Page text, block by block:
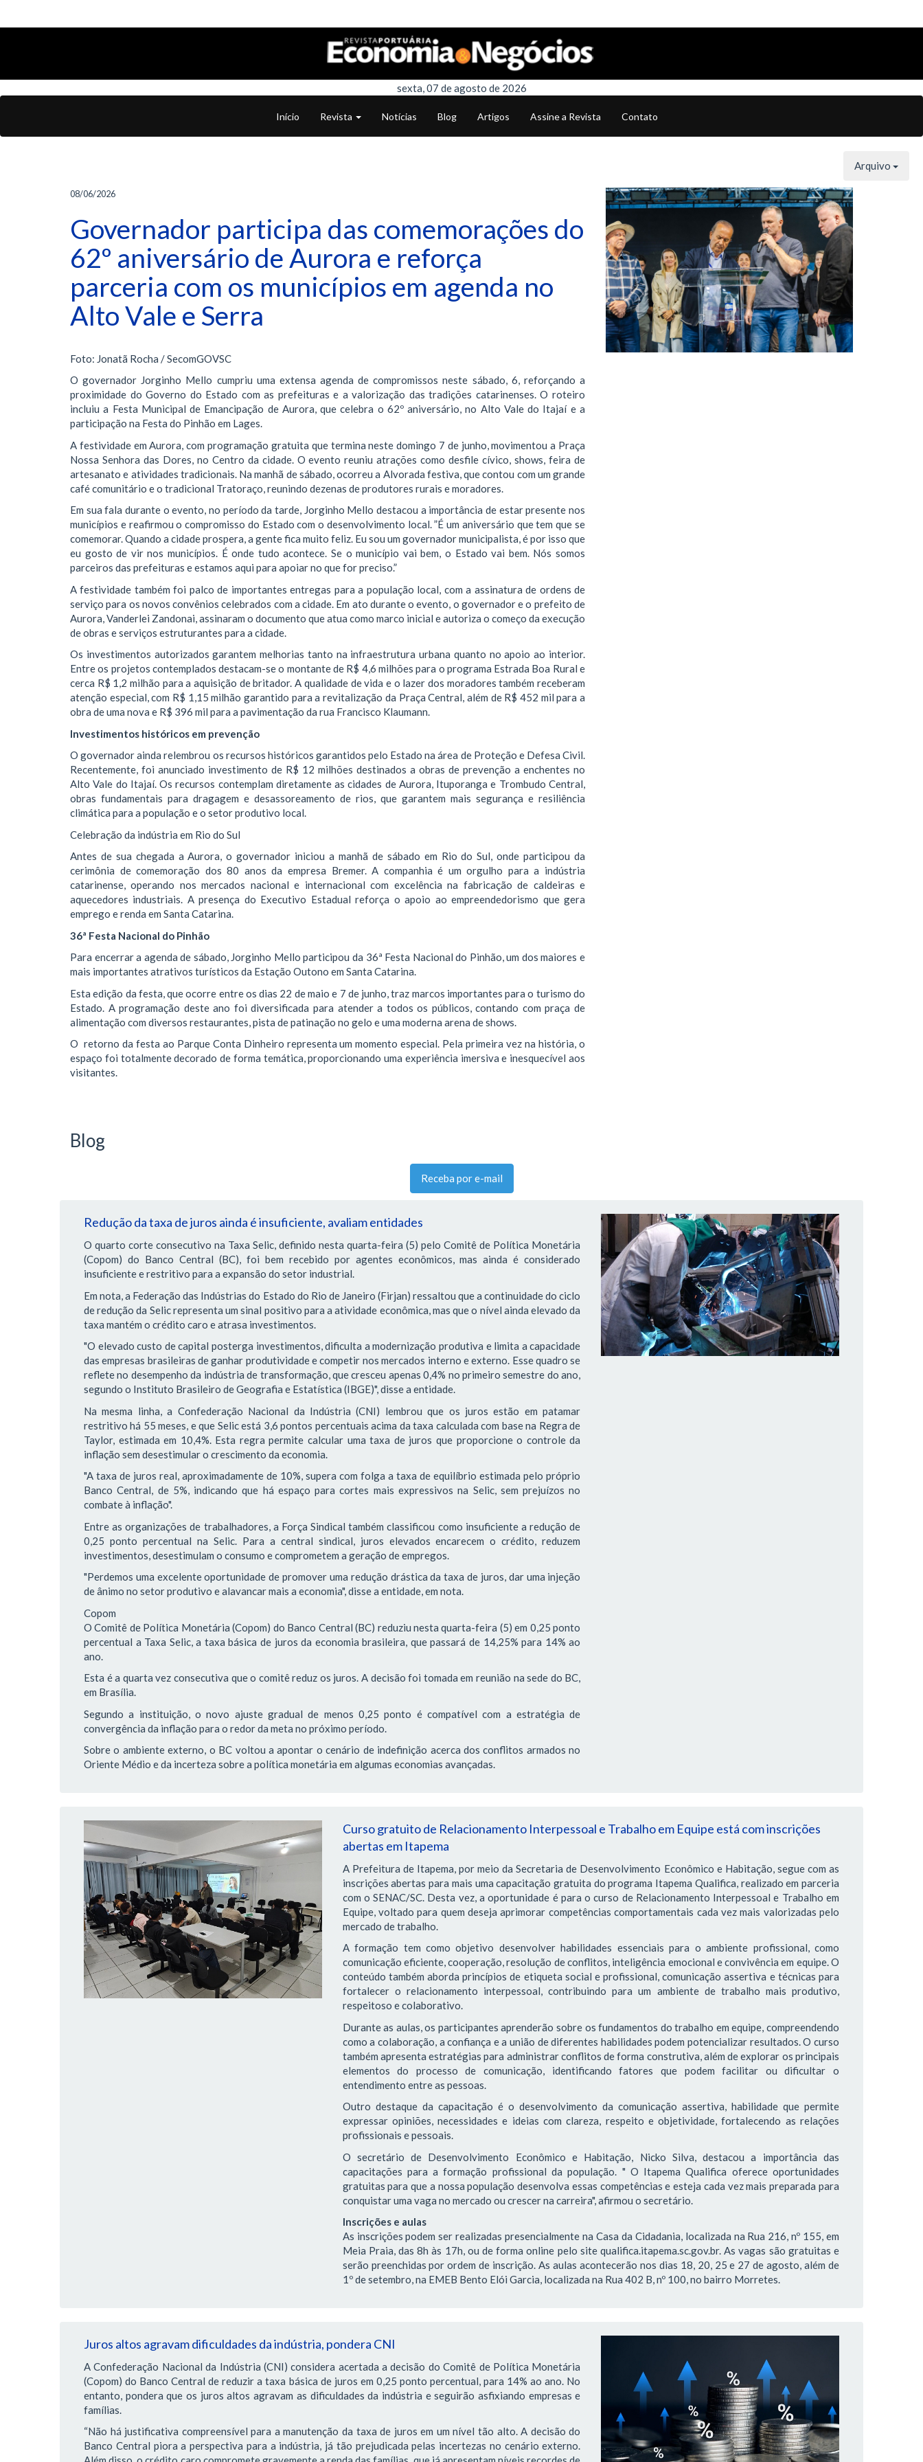
sexta, 07 de agosto de 2026
Início Revista Notícias Blog Artigos Assine a Revista Contato
Arquivo
08/06/2026
Governador participa das comemorações do
62º aniversário de Aurora e reforça
parceria com os municípios em agenda no
Alto Vale e Serra
Foto: Jonatã Rocha / SecomGOVSC
​O governador Jorginho Mello cumpriu uma extensa agenda de compromissos neste sábado, 6, reforçando a
proximidade do Governo do Estado com as prefeituras e a valorização das tradições catarinenses. O roteiro
incluiu a Festa Municipal de Emancipação de Aurora, que celebra o 62º aniversário, no Alto Vale do Itajaí e a
participação na Festa do Pinhão em Lages.
​A festividade em Aurora, com programação gratuita que termina neste domingo 7 de junho, movimentou a Praça
Nossa Senhora das Dores, no Centro da cidade. O evento reuniu atrações como desfile cívico, shows, feira de
artesanato e atividades tradicionais. Na manhã de sábado, ocorreu a Alvorada festiva, que contou com um grande
café comunitário e o tradicional Tratoraço, reunindo dezenas de produtores rurais e moradores.
​Em sua fala durante o evento, no período da tarde, Jorginho Mello destacou a importância de estar presente nos
municípios e reafirmou o compromisso do Estado com o desenvolvimento local. ​”É um aniversário que tem que se
comemorar. Quando a cidade prospera, a gente fica muito feliz. Eu sou um governador municipalista, é por isso que
eu gosto de vir nos municípios. É onde tudo acontece. Se o município vai bem, o Estado vai bem. Nós somos
parceiros das prefeituras e estamos aqui para apoiar no que for preciso.”
A festividade também foi palco de importantes entregas para a população local, com a assinatura de ordens de
serviço para os novos convênios celebrados com a cidade. Em ato durante o evento, o governador e o prefeito de
Aurora, Vanderlei Zandonai, assinaram o documento que atua como marco inicial e autoriza o começo da execução
de obras e serviços estruturantes para a cidade.
​Os investimentos autorizados garantem melhorias tanto na infraestrutura urbana quanto no apoio ao interior.
Entre os projetos contemplados destacam-se o montante de R$ 4,6 milhões para o programa Estrada Boa Rural e
cerca R$ 1,2 milhão para a aquisição de britador. A qualidade de vida e o lazer dos moradores também receberam
atenção especial, com R$ 1,15 milhão garantido para a revitalização da Praça Central, além de R$ 452 mil para a
obra de uma nova e R$ 396 mil para a pavimentação da rua Francisco Klaumann.
​Investimentos históricos em prevenção
O governador ainda relembrou os recursos históricos garantidos pelo Estado na área de Proteção e Defesa Civil.
Recentemente, foi anunciado investimento de R$ 12 milhões destinados a obras de prevenção a enchentes no
Alto Vale do Itajaí. Os recursos contemplam diretamente as cidades de Aurora, Ituporanga e Trombudo Central,
obras fundamentais para dragagem e desassoreamento de rios, que garantem mais segurança e resiliência
climática para a população e o setor produtivo local.
​Celebração da indústria em Rio do Sul
​Antes de sua chegada a Aurora, o governador iniciou a manhã de sábado em Rio do Sul, onde participou da
cerimônia de comemoração dos 80 anos da empresa Bremer. A companhia é um orgulho para a indústria
catarinense, operando nos mercados nacional e internacional com excelência na fabricação de caldeiras e
aquecedores industriais. A presença do Executivo Estadual reforça o apoio ao empreendedorismo que gera
emprego e renda em Santa Catarina.
​36ª Festa Nacional do Pinhão
​Para encerrar a agenda de sábado, Jorginho Mello participou da 36ª Festa Nacional do Pinhão, um dos maiores e
mais importantes atrativos turísticos da Estação Outono em Santa Catarina.
​Esta edição da festa, que ocorre entre os dias 22 de maio e 7 de junho, traz marcos importantes para o turismo do
Estado. A programação deste ano foi diversificada para atender a todos os públicos, contando com praça de
alimentação com diversos restaurantes, pista de patinação no gelo e uma moderna arena de shows.
O retorno da festa ao Parque Conta Dinheiro representa um momento especial. Pela primeira vez na história, o
espaço foi totalmente decorado de forma temática, proporcionando uma experiência imersiva e inesquecível aos
visitantes.
Blog
Receba por e-mail
Redução da taxa de juros ainda é insuficiente, avaliam entidades
O quarto corte consecutivo na Taxa Selic, definido nesta quarta-feira (5) pelo Comitê de Política Monetária
(Copom) do Banco Central (BC), foi bem recebido por agentes econômicos, mas ainda é considerado
insuficiente e restritivo para a expansão do setor industrial.
Em nota, a Federação das Indústrias do Estado do Rio de Janeiro (Firjan) ressaltou que a continuidade do ciclo
de redução da Selic representa um sinal positivo para a atividade econômica, mas que o nível ainda elevado da
taxa mantém o crédito caro e atrasa investimentos.
"O elevado custo de capital posterga investimentos, dificulta a modernização produtiva e limita a capacidade
das empresas brasileiras de ganhar produtividade e competir nos mercados interno e externo. Esse quadro se
reflete no desempenho da indústria de transformação, que cresceu apenas 0,4% no primeiro semestre do ano,
segundo o Instituto Brasileiro de Geografia e Estatística (IBGE)", disse a entidade.
Na mesma linha, a Confederação Nacional da Indústria (CNI) lembrou que os juros estão em patamar
restritivo há 55 meses, e que Selic está 3,6 pontos percentuais acima da taxa calculada com base na Regra de
Taylor, estimada em 10,4%. Esta regra permite calcular uma taxa de juros que proporcione o controle da
inflação sem desestimular o crescimento da economia.
"A taxa de juros real, aproximadamente de 10%, supera com folga a taxa de equilíbrio estimada pelo próprio
Banco Central, de 5%, indicando que há espaço para cortes mais expressivos na Selic, sem prejuízos no
combate à inflação".
Entre as organizações de trabalhadores, a Força Sindical também classificou como insuficiente a redução de
0,25 ponto percentual na Selic. Para a central sindical, juros elevados encarecem o crédito, reduzem
investimentos, desestimulam o consumo e comprometem a geração de empregos.
"Perdemos uma excelente oportunidade de promover uma redução drástica da taxa de juros, dar uma injeção
de ânimo no setor produtivo e alavancar mais a economia", disse a entidade, em nota.
Copom
O Comitê de Política Monetária (Copom) do Banco Central (BC) reduziu nesta quarta-feira (5) em 0,25 ponto
percentual a Taxa Selic, a taxa básica de juros da economia brasileira, que passará de 14,25% para 14% ao
ano.
Esta é a quarta vez consecutiva que o comitê reduz os juros. A decisão foi tomada em reunião na sede do BC,
em Brasília.
Segundo a instituição, o novo ajuste gradual de menos 0,25 ponto é compatível com a estratégia de
convergência da inflação para o redor da meta no próximo período.
Sobre o ambiente externo, o BC voltou a apontar o cenário de indefinição acerca dos conflitos armados no
Oriente Médio e da incerteza sobre a política monetária em algumas economias avançadas.
Curso gratuito de Relacionamento Interpessoal e Trabalho em Equipe está com inscrições
abertas em Itapema
A Prefeitura de Itapema, por meio da Secretaria de Desenvolvimento Econômico e Habitação, segue com as
inscrições abertas para mais uma capacitação gratuita do programa Itapema Qualifica, realizado em parceria
com o SENAC/SC. Desta vez, a oportunidade é para o curso de Relacionamento Interpessoal e Trabalho em
Equipe, voltado para quem deseja aprimorar competências comportamentais cada vez mais valorizadas pelo
mercado de trabalho.
A formação tem como objetivo desenvolver habilidades essenciais para o ambiente profissional, como
comunicação eficiente, cooperação, resolução de conflitos, inteligência emocional e convivência em equipe. O
conteúdo também aborda princípios de etiqueta social e profissional, comunicação assertiva e técnicas para
fortalecer o relacionamento interpessoal, contribuindo para um ambiente de trabalho mais produtivo,
respeitoso e colaborativo.
Durante as aulas, os participantes aprenderão sobre os fundamentos do trabalho em equipe, compreendendo
como a colaboração, a confiança e a união de diferentes habilidades podem potencializar resultados. O curso
também apresenta estratégias para administrar conflitos de forma construtiva, além de explorar os principais
elementos do processo de comunicação, identificando fatores que podem facilitar ou dificultar o
entendimento entre as pessoas.
Outro destaque da capacitação é o desenvolvimento da comunicação assertiva, habilidade que permite
expressar opiniões, necessidades e ideias com clareza, respeito e objetividade, fortalecendo as relações
profissionais e pessoais.
O secretário de Desenvolvimento Econômico e Habitação, Nicko Silva, destacou a importância das
capacitações para a formação profissional da população. " O Itapema Qualifica oferece oportunidades
gratuitas para que a nossa população desenvolva essas competências e esteja cada vez mais preparada para
conquistar uma vaga no mercado ou crescer na carreira", afirmou o secretário.
Inscrições e aulas
As inscrições podem ser realizadas presencialmente na Casa da Cidadania, localizada na Rua 216, nº 155, em
Meia Praia, das 8h às 17h, ou de forma online pelo site qualifica.itapema.sc.gov.br. As vagas são gratuitas e
serão preenchidas por ordem de inscrição. As aulas acontecerão nos dias 18, 20, 25 e 27 de agosto, além de
1º de setembro, na EMEB Bento Elói Garcia, localizada na Rua 402 B, nº 100, no bairro Morretes.
Juros altos agravam dificuldades da indústria, pondera CNI
A Confederação Nacional da Indústria (CNI) considera acertada a decisão do Comitê de Política Monetária
(Copom) do Banco Central de reduzir a taxa básica de juros em 0,25 ponto percentual, para 14% ao ano. No
entanto, pondera que os juros altos agravam as dificuldades da indústria e seguirão asfixiando empresas e
famílias.
“Não há justificativa compreensível para a manutenção da taxa de juros em um nível tão alto. A decisão do
Banco Central piora a perspectiva para a indústria, já tão prejudicada pelas incertezas no cenário externo.